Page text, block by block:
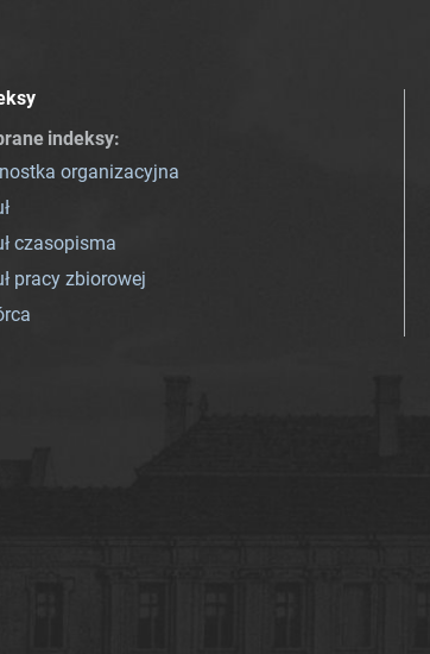
indeksy:
organizacyjna
czasopisma
pracy zbiorowej